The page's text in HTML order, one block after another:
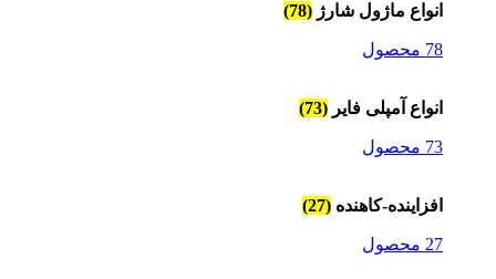
انواع ماژول شارژ (78)
78 محصول
انواع آمپلی فایر (73)
73 محصول
افزاینده-کاهنده (27)
27 محصول